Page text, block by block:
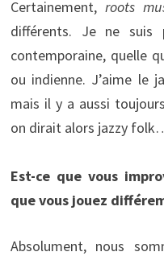
Certainement, roots
différents. Je ne
contemporaine, quelle
ou indienne. J’aime le
mais il y a aussi
on dirait alors jazzy
Est-ce que vous
que vous jouez
Absolument, nous